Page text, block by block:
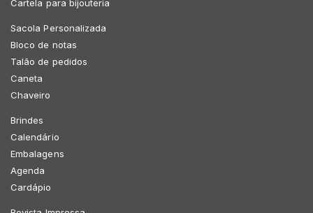
Cartela para bijouteria
Sacola Personalizada
Bloco de notas
Talão de pedidos
Caneta
Chaveiro
Brindes
Calendário
Embalagens
Agenda
Cardápio